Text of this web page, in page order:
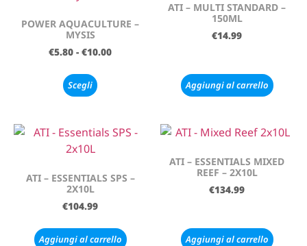
POWER AQUACULTURE –
MYSIS
€5.80 - €10.00
Scegli
ATI – MULTI STANDARD –
150ML
€14.99
Aggiungi al carrello
ATI – ESSENTIALS SPS –
2X10L
€104.99
Aggiungi al carrello
ATI – ESSENTIALS MIXED
REEF – 2X10L
€134.99
Aggiungi al carrello